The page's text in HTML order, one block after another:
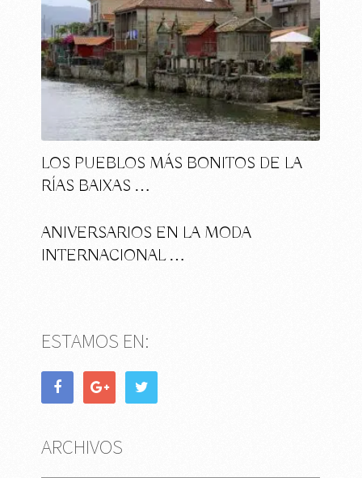
LOS PUEBLOS MÁS BONITOS DE LA
RÍAS BAIXAS …
ANIVERSARIOS EN LA MODA
INTERNACIONAL …
ESTAMOS EN:
ARCHIVOS